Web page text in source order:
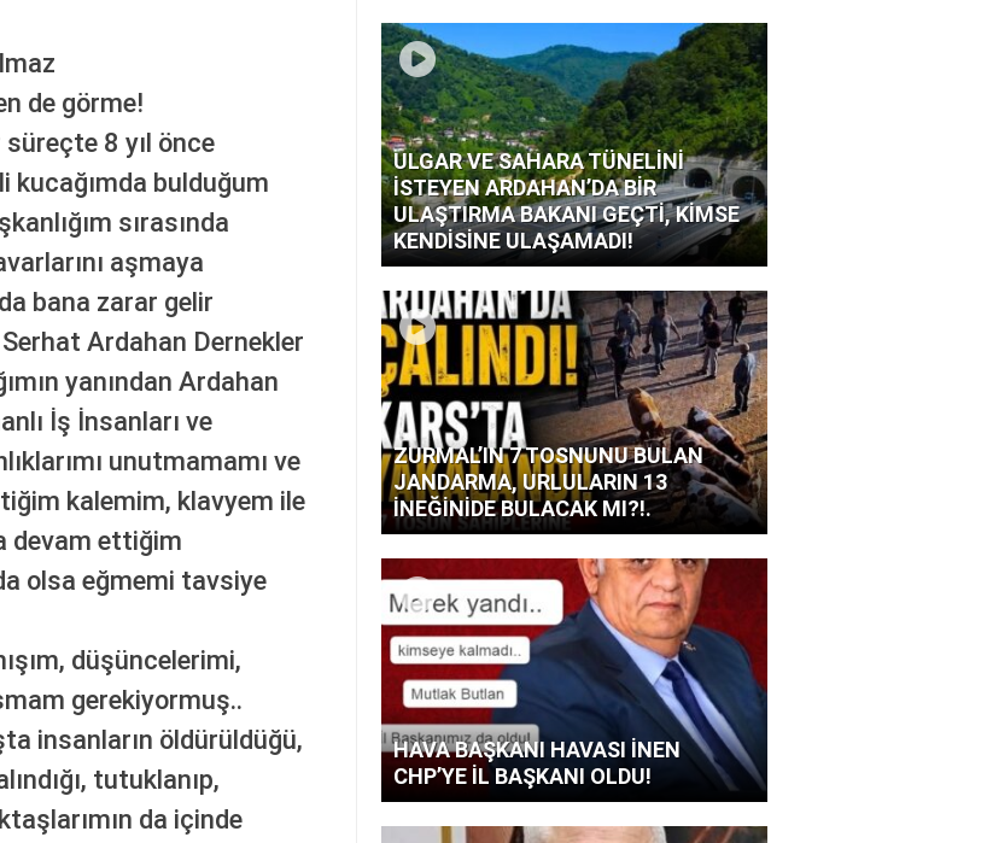
de görme!
8 yıl önce
kucağımda bulduğum
sırasında
aşmaya
bana zarar gelir
Ardahan Dernekler
yanından Ardahan
İş İnsanları ve
unutmamamı ve
kalemim, klavyem ile
devam ettiğim
olsa eğmemi tavsiye
düşüncelerimi,
gerekiyormuş..
insanların öldürüldüğü,
tutuklanıp,
da içinde
ULGAR VE SAHARA TÜNELİNİ
İSTEYEN ARDAHAN’DA BİR
ULAŞTIRMA BAKANI GEÇTİ, KİMSE
KENDİSİNE ULAŞAMADI!
ZURMAL’IN 7 TOSNUNU BULAN
JANDARMA, URLULARIN 13
İNEĞİNİDE BULACAK MI?!.
HAVA BAŞKANI HAVASI İNEN
CHP’YE İL BAŞKANI OLDU!